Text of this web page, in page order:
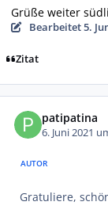
Grüße weiter
Bearbeitet5.
Zitat
patipatina
6. Juni 2021
AUTOR
Gratuliere,